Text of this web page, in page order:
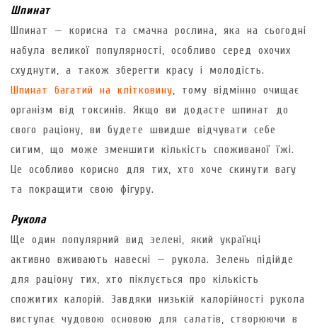
Шпинат
Шпинат — корисна та смачна рослина, яка на сьогодні
набула великої популярності, особливо серед охочих
схуднути, а також зберегти красу і молодість.
Шпинат багатий на клітковину, тому відмінно очищає
організм від токсинів. Якщо ви додасте шпинат до
свого раціону, ви будете швидше відчувати себе
ситим, що може зменшити кількість споживаної їжі.
Це особливо корисно для тих, хто хоче скинути вагу
та покращити свою фігуру.
Рукола
Ще один популярний вид зелені, який українці
активно вживають навесні — рукола. Зелень підійде
для раціону тих, хто піклується про кількість
спожитих калорій. Завдяки низькій калорійності рукола
виступає чудовою основою для салатів, створюючи в